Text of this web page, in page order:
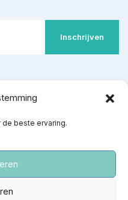
beste ervaring.
Inschrijven
22-24
van een kille dood’